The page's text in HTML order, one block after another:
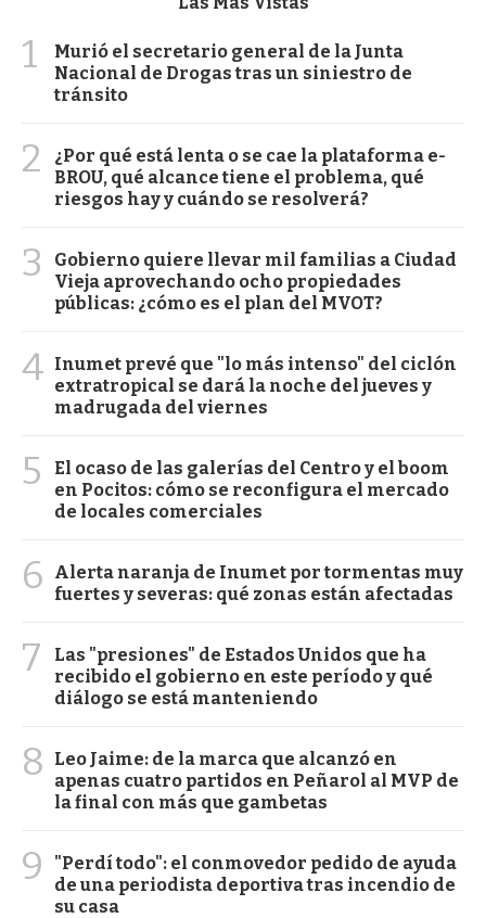
1
Murió el secretario general de la Junta
Nacional de Drogas tras un siniestro de
tránsito
2
¿Por qué está lenta o se cae la plataforma e-
BROU, qué alcance tiene el problema, qué
riesgos hay y cuándo se resolverá?
3
Gobierno quiere llevar mil familias a Ciudad
Vieja aprovechando ocho propiedades
públicas: ¿cómo es el plan del MVOT?
4 Inumet prevé que "lo más intenso" del ciclón
extratropical se dará la noche del jueves y
madrugada del viernes
5
El ocaso de las galerías del Centro y el boom
en Pocitos: cómo se reconfigura el mercado
de locales comerciales
6
Alerta naranja de Inumet por tormentas muy
fuertes y severas: qué zonas están afectadas
7
Las "presiones" de Estados Unidos que ha
recibido el gobierno en este período y qué
diálogo se está manteniendo
8
Leo Jaime: de la marca que alcanzó en
apenas cuatro partidos en Peñarol al MVP de
la final con más que gambetas
9
"Perdí todo": el conmovedor pedido de ayuda
de una periodista deportiva tras incendio de
su casa